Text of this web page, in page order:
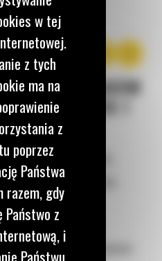
DO OBSZARÓW
I
ułatwiający instalację
bezpiecznika lub kilku
o 180°, podtrzymywane
w tej
z tych
ma na
z
poprzez
Państwa
razem, gdy
Państwo z
i
Państwu